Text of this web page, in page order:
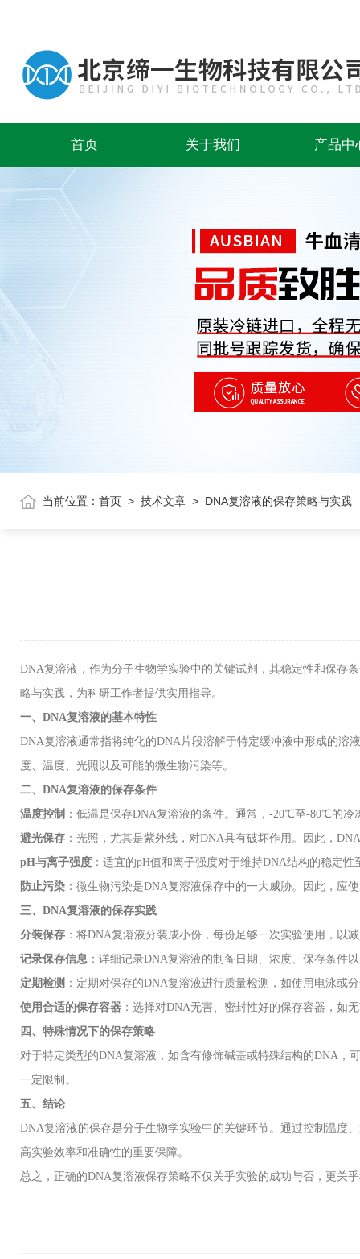
首页 关于我们 产品中
当前位置： 首页 > 技术文章 > DNA复溶液的保存策略与实践
DNA复溶液，作为分子生物学实验中的关键试剂，其稳定性和保存
略与实践，为科研工作者提供实用指导。
一、 DNA复溶液的基本特性
DNA复溶液通常指将纯化的DNA片段溶解于特定缓冲液中形成的溶
度、温度、光照以及可能的微生物污染等。
二、 DNA复溶液的保存条件
温度控制 ：低温是保存DNA复溶液的条件。通常， -20℃至-80℃的冷
避光保存 ：光照，尤其是紫外线，对DNA具有破坏作用。因此， DNA
pH与离子强度 ：适宜的pH值和离子强度对于维持DNA结构的稳定性
防止污染 ：微生物污染是DNA复溶液保存中的一大威胁。因此，应
三、 DNA复溶液的保存实践
分装保存 ：将DNA复溶液分装成小份，每份足够一次实验使用，以
记录保存信息 ：详细记录DNA复溶液的制备日期、浓度、保存条件
定期检测 ：定期对保存的DNA复溶液进行质量检测，如使用电泳或
使用合适的保存容器 ：选择对DNA无害、密封性好的保存容器，如
四、特殊情况下的保存策略
对于特定类型的DNA复溶液，如含有修饰碱基或特殊结构的DNA ，
一定限制。
五、结论
DNA复溶液的保存是分子生物学实验中的关键环节。通过控制温度
高实验效率和准确性的重要保障。
总之，正确的DNA复溶液保存策略不仅关乎实验的成功与否，更关